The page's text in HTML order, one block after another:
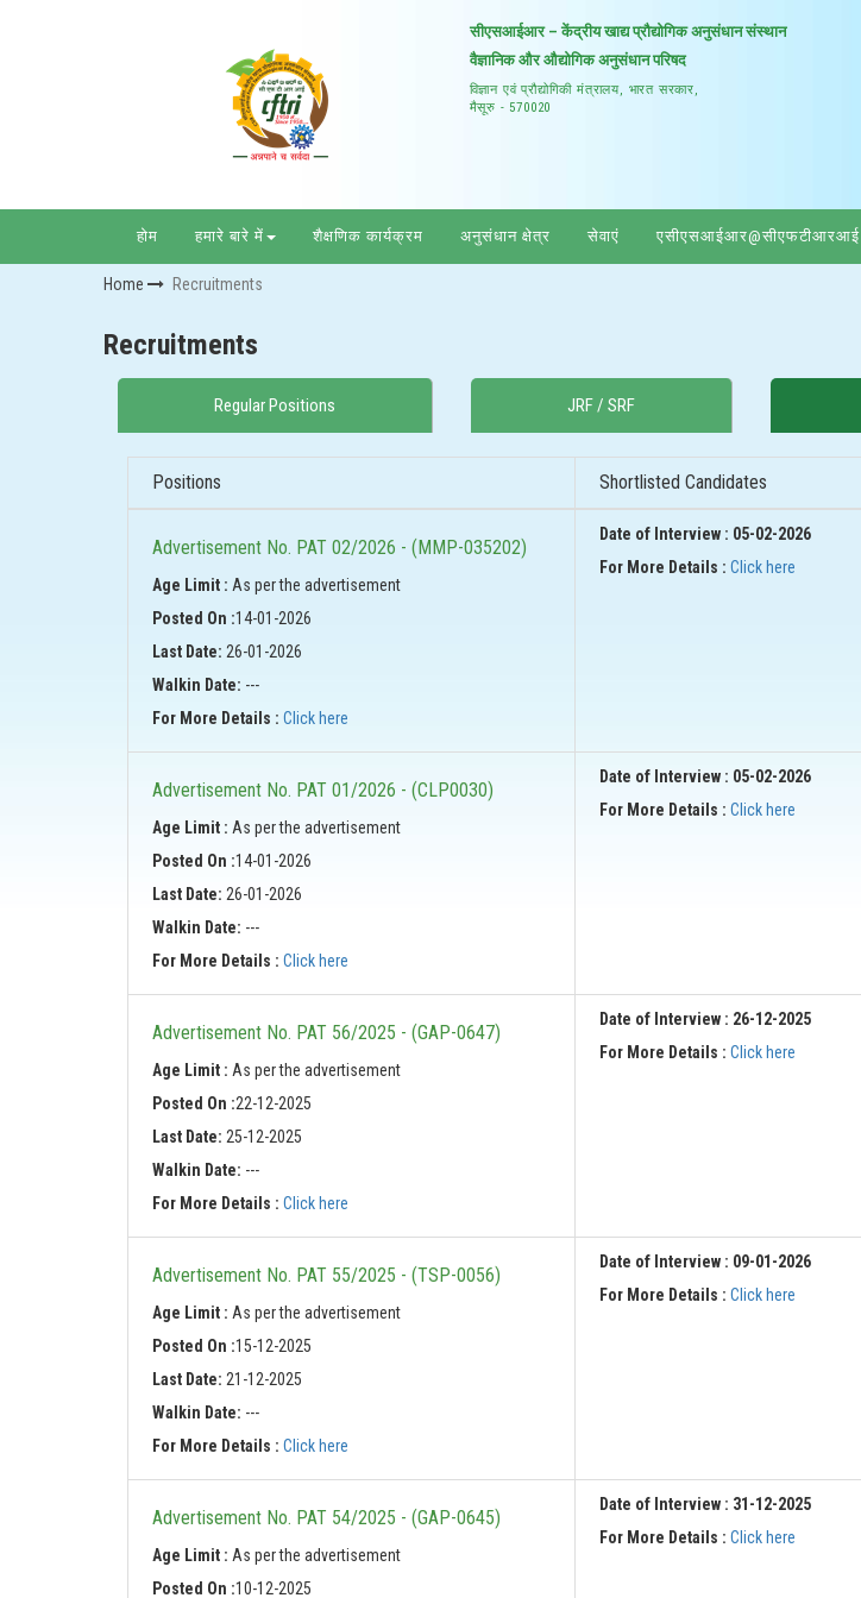
सीएसआईआर – केंद्रीय खाद्य प्रौद्योगिक अनुसंधान संस्थान
वैज्ञानिक और औद्योगिक अनुसंधान परिषद
विज्ञान एवं प्रौद्योगिकी मंत्रालय, भारत सरकार,
मैसूरु - 570020
होम हमारे बारे में शैक्षणिक कार्यक्रम अनुसंधान क्षेत्र सेवाएं एसीएसआईआर@सीएफटीआरआई
Home Recruitments
Recruitments
Regular Positions JRF / SRF
Positions Shortlisted Candidates
Advertisement No. PAT 02/2026 - (MMP-035202)
Age Limit : As per the advertisement
Posted On :14-01-2026
Last Date: 26-01-2026
Walkin Date: ---
For More Details : Click here
Date of Interview : 05-02-2026
For More Details : Click here
Advertisement No. PAT 01/2026 - (CLP0030)
Age Limit : As per the advertisement
Posted On :14-01-2026
Last Date: 26-01-2026
Walkin Date: ---
For More Details : Click here
Date of Interview : 05-02-2026
For More Details : Click here
Advertisement No. PAT 56/2025 - (GAP-0647)
Age Limit : As per the advertisement
Posted On :22-12-2025
Last Date: 25-12-2025
Walkin Date: ---
For More Details : Click here
Date of Interview : 26-12-2025
For More Details : Click here
Advertisement No. PAT 55/2025 - (TSP-0056)
Age Limit : As per the advertisement
Posted On :15-12-2025
Last Date: 21-12-2025
Walkin Date: ---
For More Details : Click here
Date of Interview : 09-01-2026
For More Details : Click here
Advertisement No. PAT 54/2025 - (GAP-0645)
Age Limit : As per the advertisement
Posted On :10-12-2025
Date of Interview : 31-12-2025
For More Details : Click here